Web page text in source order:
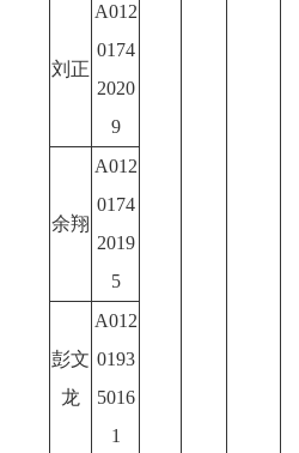
刘正
A012
0174
2020
9
余翔
A012
0174
2019
5
彭文
龙
A012
0193
5016
1